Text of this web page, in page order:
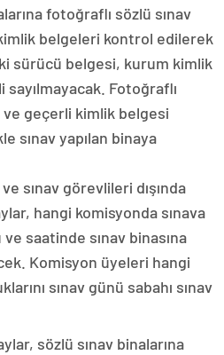
fotoğraflı sözlü sınav
belgeleri kontrol edilerek
sürücü belgesi, kurum kimlik
Fotoğraflı
ve geçerli kimlik belgesi
sınav yapılan binaya
sınav görevlileri dışında
hangi komisyonda sınava
saatinde sınav binasına
Komisyon üyeleri hangi
sınav günü sabahı sınav
sözlü sınav binalarına